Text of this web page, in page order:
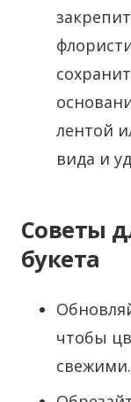
лентой
вида и
Советы
букета
чтобы
свежими.